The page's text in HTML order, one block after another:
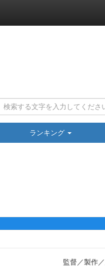
ランキング
監督 製作